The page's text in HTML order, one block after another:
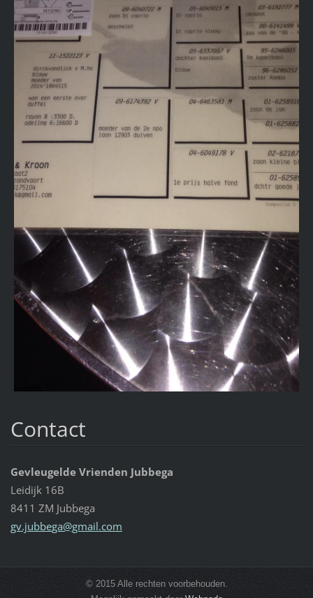
Contact
Gevleugelde Vrienden Jubbega
Leidijk 16B
8411 ZM Jubbega
gv.jubbega@gmail.com
© 2015 Alle rechten voorbehouden.